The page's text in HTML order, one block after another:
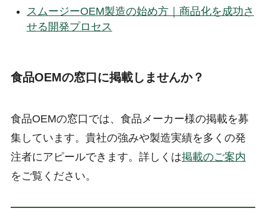
スムージーOEM製造の始め方｜商品化を成功さ
せる開発プロセス
食品OEMの窓口に掲載しませんか？
食品OEMの窓口では、食品メーカー様の掲載を募
集しています。貴社の強みや製造実績を多くの発
注者にアピールできます。詳しくは掲載のご案内
をご覧ください。